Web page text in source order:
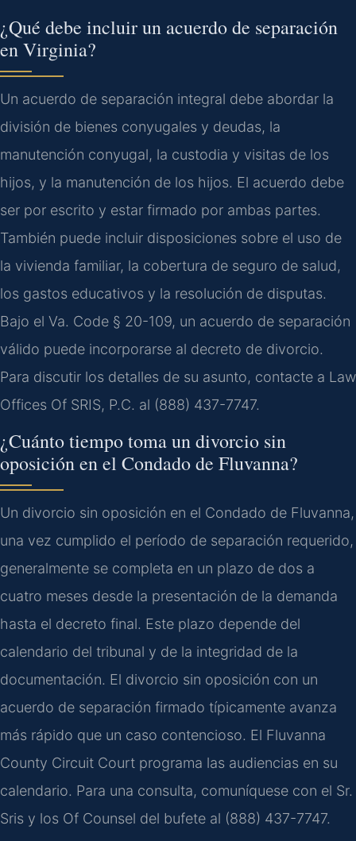
¿Qué debe incluir un acuerdo de separación
en Virginia?
Un acuerdo de separación integral debe abordar la
división de bienes conyugales y deudas, la
manutención conyugal, la custodia y visitas de los
hijos, y la manutención de los hijos. El acuerdo debe
ser por escrito y estar firmado por ambas partes.
También puede incluir disposiciones sobre el uso de
la vivienda familiar, la cobertura de seguro de salud,
los gastos educativos y la resolución de disputas.
Bajo el Va. Code § 20-109, un acuerdo de separación
válido puede incorporarse al decreto de divorcio.
Para discutir los detalles de su asunto, contacte a Law
Offices Of SRIS, P.C. al (888) 437-7747.
¿Cuánto tiempo toma un divorcio sin
oposición en el Condado de Fluvanna?
Un divorcio sin oposición en el Condado de Fluvanna,
una vez cumplido el período de separación requerido,
generalmente se completa en un plazo de dos a
cuatro meses desde la presentación de la demanda
hasta el decreto final. Este plazo depende del
calendario del tribunal y de la integridad de la
documentación. El divorcio sin oposición con un
acuerdo de separación firmado típicamente avanza
más rápido que un caso contencioso. El Fluvanna
County Circuit Court programa las audiencias en su
calendario. Para una consulta, comuníquese con el Sr.
Sris y los Of Counsel del bufete al (888) 437-7747.